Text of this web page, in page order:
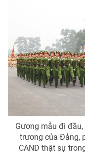
Gương mẫu đi
trương của Đảng,
CAND thật sự